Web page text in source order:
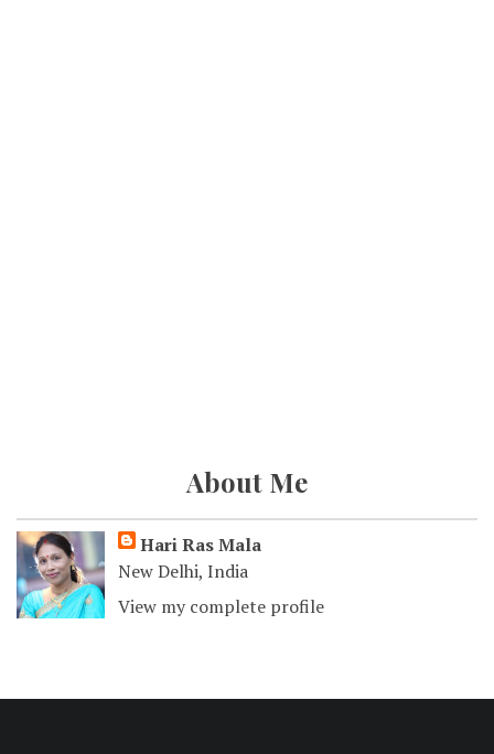
About Me
Hari Ras Mala
New Delhi, India
View my complete profile